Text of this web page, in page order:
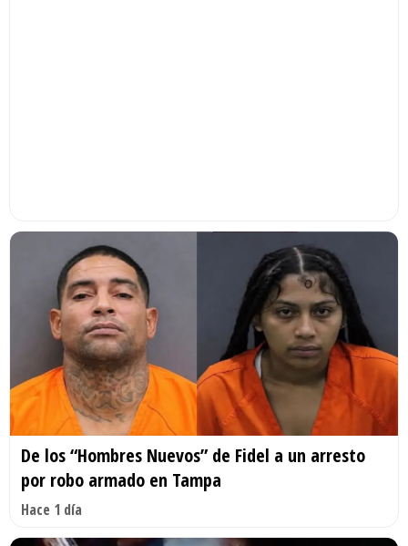
De los “Hombres Nuevos” de Fidel a un arresto
por robo armado en Tampa
Hace 1 día